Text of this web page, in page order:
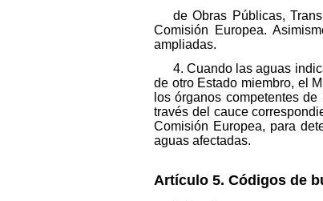
de Obras Públicas,
Comisión Europea.
ampliadas.
4. Cuando las aguas
de otro Estado miembro, el
los órganos competentes
través del cauce
Comisión Europea, para
aguas afectadas.
Artículo 5. Códigos de